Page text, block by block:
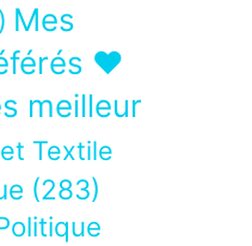
Mes
❤
meilleur
Textile
(283)